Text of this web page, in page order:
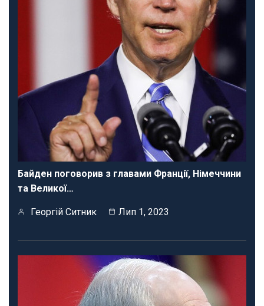
Байден поговорив з главами Франції, Німеччини
та Великої…
Георгій Ситник Лип 1, 2023